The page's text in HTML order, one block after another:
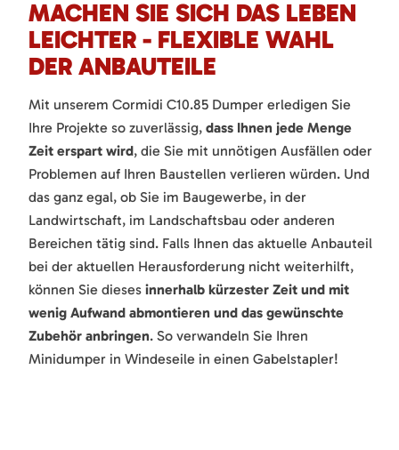
MACHEN SIE SICH DAS LEBEN
LEICHTER - FLEXIBLE WAHL
DER ANBAUTEILE
Mit unserem Cormidi C10.85 Dumper erledigen Sie
Ihre Projekte so zuverlässig, dass Ihnen jede Menge
Zeit erspart wird, die Sie mit unnötigen Ausfällen oder
Problemen auf Ihren Baustellen verlieren würden. Und
das ganz egal, ob Sie im Baugewerbe, in der
Landwirtschaft, im Landschaftsbau oder anderen
Bereichen tätig sind. Falls Ihnen das aktuelle Anbauteil
bei der aktuellen Herausforderung nicht weiterhilft,
können Sie dieses innerhalb kürzester Zeit und mit
wenig Aufwand abmontieren und das gewünschte
Zubehör anbringen. So verwandeln Sie Ihren
Minidumper in Windeseile in einen Gabelstapler!